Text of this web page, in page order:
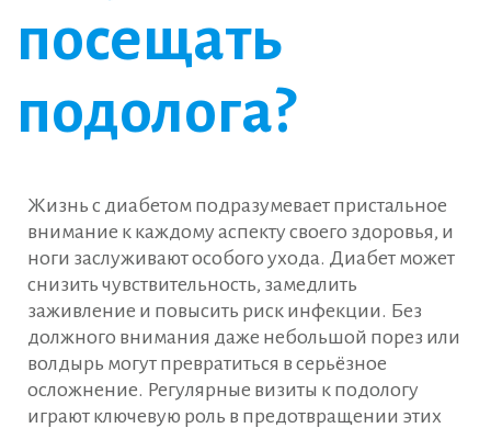
посещать
подолога?
Жизнь с диабетом подразумевает пристальное
внимание к каждому аспекту своего здоровья, и
ноги заслуживают особого ухода. Диабет может
снизить чувствительность, замедлить
заживление и повысить риск инфекции. Без
должного внимания даже небольшой порез или
волдырь могут превратиться в серьёзное
осложнение. Регулярные визиты к подологу
играют ключевую роль в предотвращении этих